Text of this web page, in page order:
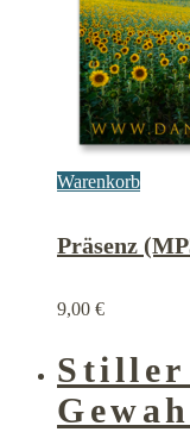
Warenkorb
Präsenz
9,00 €
Stiller